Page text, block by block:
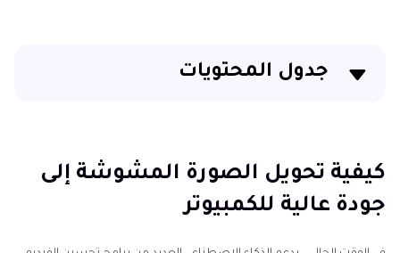
طمس
خلفية
جدول المحتويات
[نصيحة إضافية] تطبيق تحويل صور غير واضحة إلى جودة
كيفية تحويل الصورة المشوشة إلى
جودة عالية للكمبيوتر